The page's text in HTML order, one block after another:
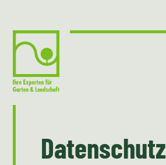
Datenschutz